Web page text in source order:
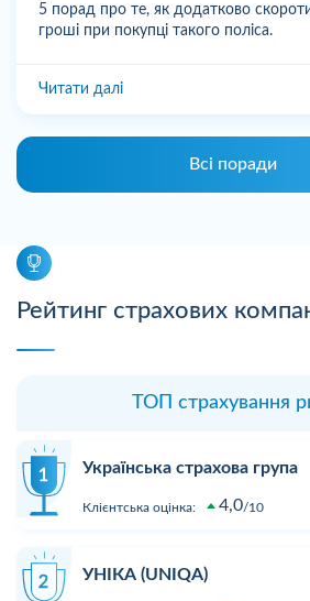
5 порад про те, як додатково
гроші при покупці такого поліса.
Читати далі
Всі поради
Рейтинг страхових
ТОП страхування
Українська страхова група
Клієнтська оцінка: 4,0 10
УНІКА (UNIQA)